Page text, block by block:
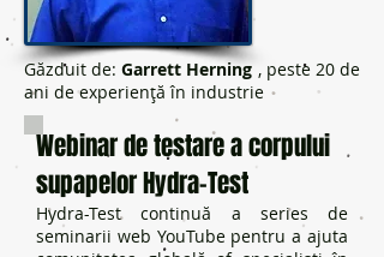
Găzduit de:Garrett Herning , peste 20 de
ani de experiență în industrie
Webinar de testare a corpului
supapelor Hydra-Test
Hydra-Test continuă a series de
seminarii web YouTube pentru a ajuta